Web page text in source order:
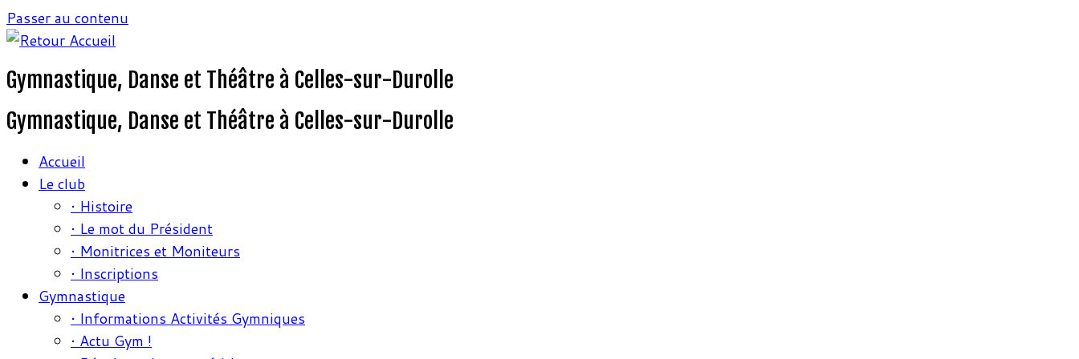
Passer au contenu
Gymnastique, Danse et Théâtre à Celles-sur-Durolle
Gymnastique, Danse et Théâtre à Celles-sur-Durolle
Accueil
Le club
• Histoire
• Le mot du Président
• Monitrices et Moniteurs
• Inscriptions
Gymnastique
• Informations Activités Gymniques
• Actu Gym !